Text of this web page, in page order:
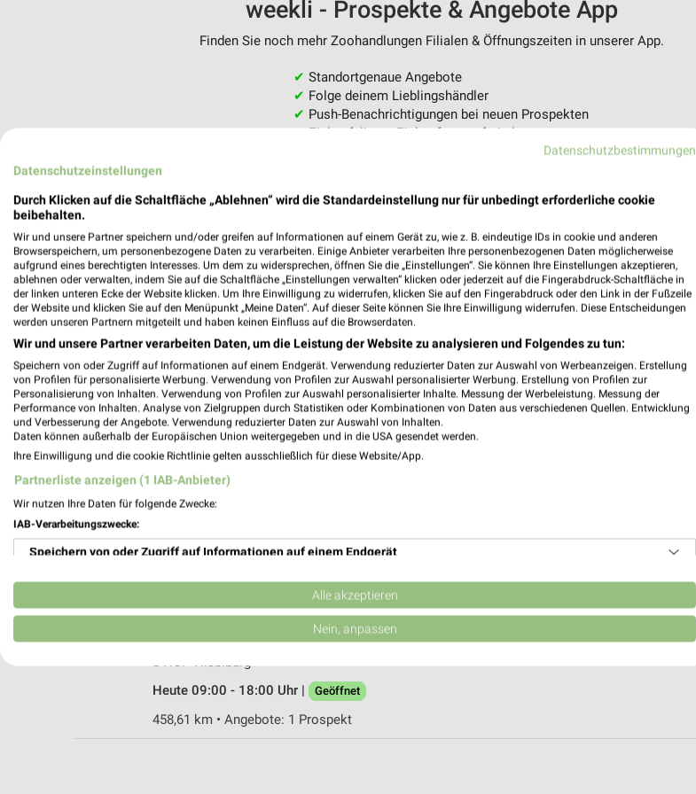
weekli - Prospekte & Angebote App
Finden Sie noch mehr Zoohandlungen Filialen & Öffnungszeiten in unserer App.
✔ Standortgenaue Angebote
✔ Folge deinem Lieblingshändler
✔ Push-Benachrichtigungen bei neuen Prospekten
✔Einkaufsliste - Einkauf stressfrei planen
Fressnapf Neuötting
84524 Neuötting
Heute 09:00 - 18:00 Uhr | Geöffnet
Ohmstraße 10 b
84137 Vilsbiburg
Heute 09:00 - 18:00 Uhr |
Geöffnet
458,61 km • Angebote: 1 Prospekt
Datenschutzbestimmungen
Datenschutzeinstellungen
Durch Klicken auf die Schaltfläche „Ablehnen“ wird die Standardeinstellung nur für unbedingt erforderliche cookie
beibehalten.
Wir und unsere Partner speichern und/oder greifen auf Informationen auf einem Gerät zu, wie z. B. eindeutige IDs in cookie und anderen
Browserspeichern, um personenbezogene Daten zu verarbeiten. Einige Anbieter verarbeiten Ihre personenbezogenen Daten möglicherweise
aufgrund eines berechtigten Interesses. Um dem zu widersprechen, öffnen Sie die „Einstellungen“. Sie können Ihre Einstellungen akzeptieren,
ablehnen oder verwalten, indem Sie auf die Schaltfläche „Einstellungen verwalten“ klicken oder jederzeit auf die Fingerabdruck-Schaltfläche in
der linken unteren Ecke der Website klicken. Um Ihre Einwilligung zu widerrufen, klicken Sie auf den Fingerabdruck oder den Link in der Fußzeile
der Website und klicken Sie auf den Menüpunkt „Meine Daten“. Auf dieser Seite können Sie Ihre Einwilligung widerrufen. Diese Entscheidungen
werden unseren Partnern mitgeteilt und haben keinen Einfluss auf die Browserdaten.
Wir und unsere Partner verarbeiten Daten, um die Leistung der Website zu analysieren und Folgendes zu tun:
Speichern von oder Zugriff auf Informationen auf einem Endgerät. Verwendung reduzierter Daten zur Auswahl von Werbeanzeigen. Erstellung
von Profilen für personalisierte Werbung. Verwendung von Profilen zur Auswahl personalisierter Werbung. Erstellung von Profilen zur
Personalisierung von Inhalten. Verwendung von Profilen zur Auswahl personalisierter Inhalte. Messung der Werbeleistung. Messung der
Performance von Inhalten. Analyse von Zielgruppen durch Statistiken oder Kombinationen von Daten aus verschiedenen Quellen. Entwicklung
und Verbesserung der Angebote. Verwendung reduzierter Daten zur Auswahl von Inhalten.
Daten können außerhalb der Europäischen Union weitergegeben und in die USA gesendet werden.
Ihre Einwilligung und die cookie Richtlinie gelten ausschließlich für diese Website/App.
Partnerliste anzeigen (1 IAB-Anbieter)
Wir nutzen Ihre Daten für folgende Zwecke:
IAB-Verarbeitungszwecke:
Speichern von oder Zugriff auf Informationen auf einem Endgerät
Verwendung reduzierter Daten zur Auswahl von Werbeanzeigen
Erstellung von Profilen für personalisierte Werbung
Erstellung von Profilen zur Personalisierung von Inhalten
Alle akzeptieren
Nein, anpassen